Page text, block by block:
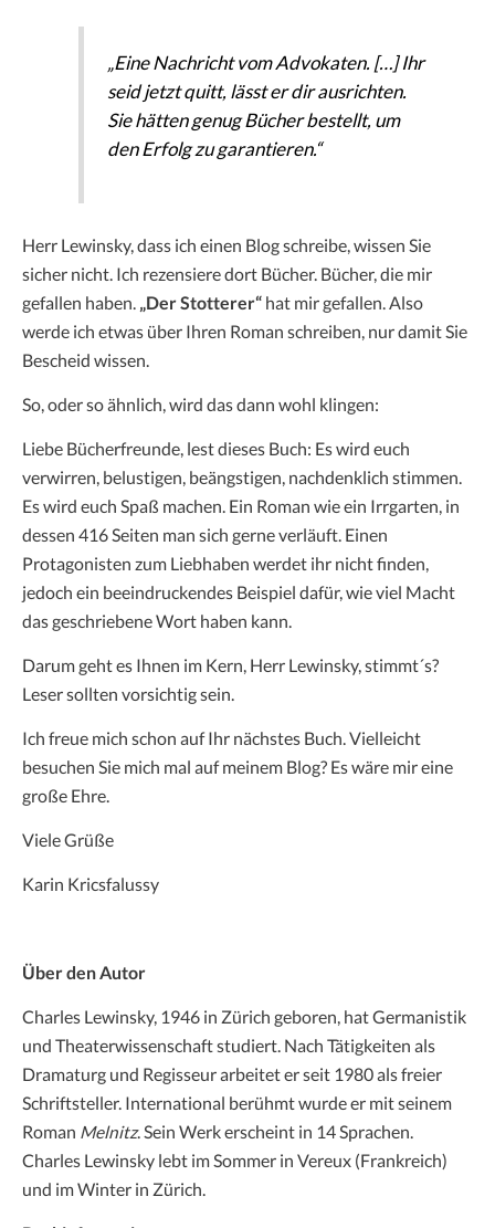
„Eine Nachricht vom Advokaten. […] Ihr
seid jetzt quitt, lässt er dir ausrichten.
Sie hätten genug Bücher bestellt, um
den Erfolg zu garantieren.“
Herr Lewinsky, dass ich einen Blog schreibe, wissen Sie
sicher nicht. Ich rezensiere dort Bücher. Bücher, die mir
gefallen haben. „Der Stotterer“ hat mir gefallen. Also
werde ich etwas über Ihren Roman schreiben, nur damit Sie
Bescheid wissen.
So, oder so ähnlich, wird das dann wohl klingen:
Liebe Bücherfreunde, lest dieses Buch: Es wird euch
verwirren, belustigen, beängstigen, nachdenklich stimmen.
Es wird euch Spaß machen. Ein Roman wie ein Irrgarten, in
dessen 416 Seiten man sich gerne verläuft. Einen
Protagonisten zum Liebhaben werdet ihr nicht finden,
jedoch ein beeindruckendes Beispiel dafür, wie viel Macht
das geschriebene Wort haben kann.
Darum geht es Ihnen im Kern, Herr Lewinsky, stimmt´s?
Leser sollten vorsichtig sein.
Ich freue mich schon auf Ihr nächstes Buch. Vielleicht
besuchen Sie mich mal auf meinem Blog? Es wäre mir eine
große Ehre.
Viele Grüße
Karin Kricsfalussy
Über den Autor
Charles Lewinsky, 1946 in Zürich geboren, hat Germanistik
und Theaterwissenschaft studiert. Nach Tätigkeiten als
Dramaturg und Regisseur arbeitet er seit 1980 als freier
Schriftsteller. International berühmt wurde er mit seinem
Roman Melnitz. Sein Werk erscheint in 14 Sprachen.
Charles Lewinsky lebt im Sommer in Vereux (Frankreich)
und im Winter in Zürich.